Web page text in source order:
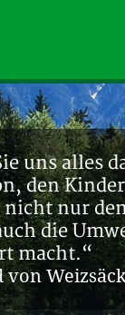
uns alles
den
nur
die
macht.“